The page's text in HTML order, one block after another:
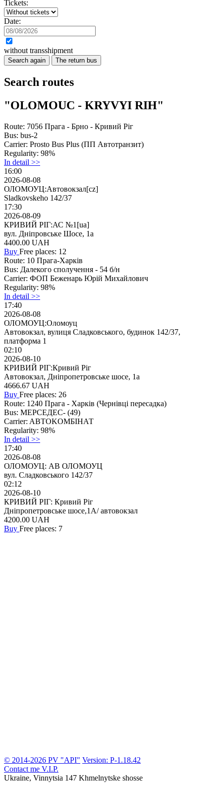
Tickets:
Date:
without transshipment
Search again The return bus
Search routes
"OLOMOUC - KRYVYI RIH"
Route: 7056 Прага - Брно - Кривий Ріг
Bus: bus-2
Carrier: Prosto Bus Plus (ПП Автотранзит)
Regularity: 98%
In detail >>
16:00
2026-08-08
ОЛОМОУЦ:Автовокзал[cz]
Sladkovskeho 142/37
17:30
2026-08-09
КРИВИЙ РІГ:АС №1[ua]
вул. Дніпровське Шосе, 1а
4400.00 UAH
Buy Free places: 12
Route: 10 Прага-Харків
Bus: Далекого сполучення - 54 б/н
Carrier: ФОП Беженарь Юрій Михайлович
Regularity: 98%
In detail >>
17:40
2026-08-08
ОЛОМОУЦ:Оломоуц
Автовокзал, вулиця Сладковського, будинок 142/37,
платформа 1
02:10
2026-08-10
КРИВИЙ РІГ:Кривий Ріг
Автовокзал, Дніпропетровське шосе, 1а
4666.67 UAH
Buy Free places: 26
Route: 1240 Прага - Харків (Чернiвцi пeресaдка)
Bus: МЕРСЕДЕС- (49)
Carrier: ABTOKOMБIНАТ
Regularity: 98%
In detail >>
17:40
2026-08-08
ОЛОМОУЦ: АВ ОЛОМОУЦ
вул. Сладковського 142/37
02:12
2026-08-10
КРИВИЙ РІГ: Кривий Ріг
Дніпропетровське шосе,1А/ автовокзал
4200.00 UAH
Buy Free places: 7
© 2014-2026 PV "API" Version: P-1.18.42
Contact me V.I.P.
Ukraine, Vinnytsia 147 Khmelnytske shosse